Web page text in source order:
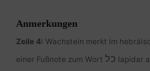
Anmerkungen
Zeile 4: Wachstein merkt im
einer Fußnote zum Wort כל lapidar